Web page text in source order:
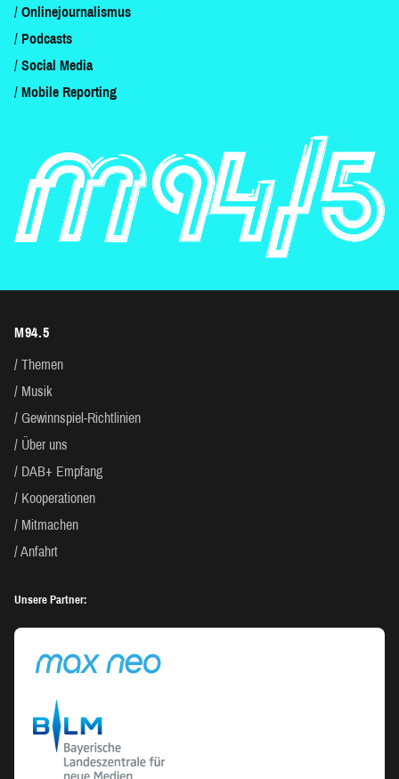
Onlinejournalismus
Podcasts
Social Media
Mobile Reporting
M94.5
Themen
Musik
Gewinnspiel-Richtlinien
Über uns
DAB+ Empfang
Kooperationen
Mitmachen
Anfahrt
Unsere Partner: